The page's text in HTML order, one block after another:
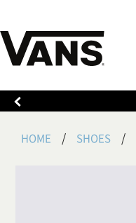
HOME SHOES